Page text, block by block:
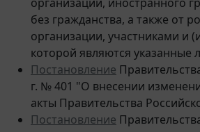
без гражданства, а также от
организации, участниками и
которой являются указанные
Постановление
г. № 401 "О внесении
акты Правительства
Постановление
2016 г. № 378 "О внесении